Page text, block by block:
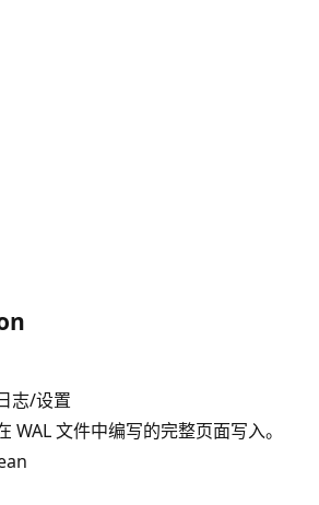
志/设置
WAL 文件中编写的完整页面写入。